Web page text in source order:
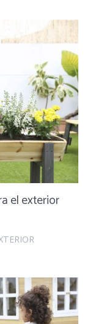
el exterior